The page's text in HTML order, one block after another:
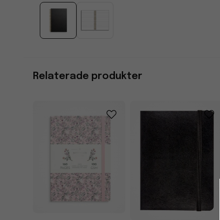
Relaterade produkter